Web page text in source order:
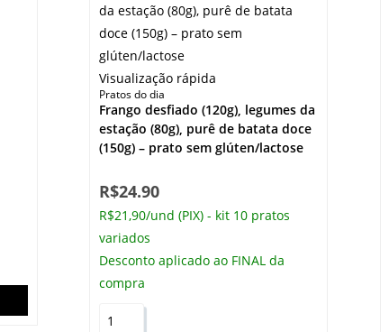
Visualização rápida
Pratos do dia
Frango desfiado (120g), legumes da
estação (80g), purê de batata doce
(150g) – prato sem glúten/lactose
R$24.90
R$21,90/und (PIX) - kit 10 pratos
variados
Desconto aplicado ao FINAL da
compra